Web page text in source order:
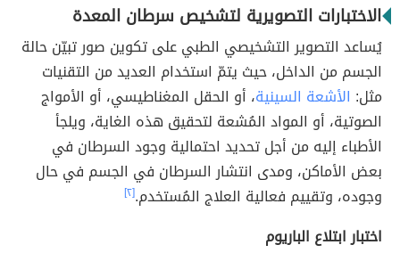
الاختبارات التصويرية لتشخيص سرطان المعدة
يُساعد التصوير التشخيصي الطبي على تكوين صور تبيّن حالة
الجسم من الداخل، حيث يتمّ استخدام العديد من التقنيات
مثل: الأشعة السينية، أو الحقل المغناطيسي، أو الأمواج
الصوتية، أو المواد المُشعة لتحقيق هذه الغاية، ويلجأ
الأطباء إليه من أجل تحديد احتمالية وجود السرطان في
بعض الأماكن، ومدى انتشار السرطان في الجسم في حال
وجوده، وتقييم فعالية العلاج المُستخدم.[٢]
اختبار ابتلاع الباريوم